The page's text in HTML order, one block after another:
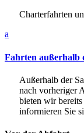
Charterfahrten
a
Fahrten außerhalb
Außerhalb der
nach vorheriger
bieten wir
informieren Sie